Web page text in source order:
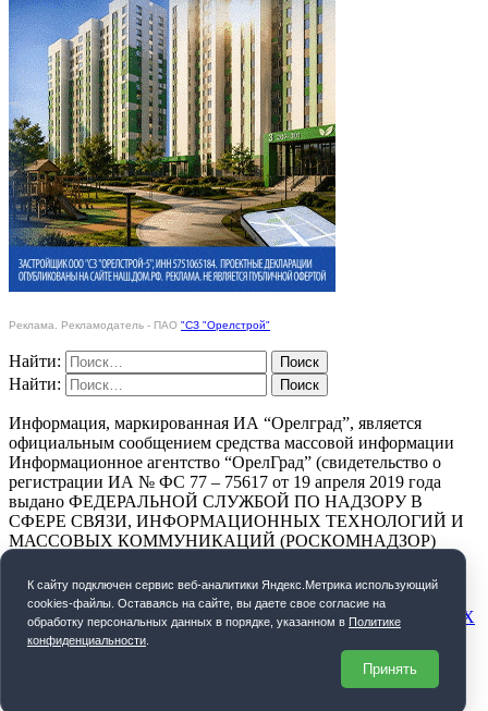
Реклама. Рекламодатель - ПАО "СЗ "Орелстрой"
Найти:
Найти:
Информация, маркированная ИА “Орелград”, является
официальным сообщением средства массовой информации
Информационное агентство “ОрелГрад” (свидетельство о
регистрации ИА № ФС 77 – 75617 от 19 апреля 2019 года
выдано ФЕДЕРАЛЬНОЙ СЛУЖБОЙ ПО НАДЗОРУ В
СФЕРЕ СВЯЗИ, ИНФОРМАЦИОННЫХ ТЕХНОЛОГИЙ И
МАССОВЫХ КОММУНИКАЦИЙ (РОСКОМНАДЗОР)
ПОЛИТИКА КОНФИДЕНЦИАЛЬНОСТИ
СОГЛАСИЕ НА ОБРАБОТКУ ПЕРСОНАЛЬНЫХ ДАННЫХ
К cайту подключен сервис веб-аналитики Яндекс.Метрика использующий
cookies-файлы. Оставаясь на сайте, вы даете свое согласие на
обработку персональных данных в порядке, указанном в Политике
конфиденциальности
Принять